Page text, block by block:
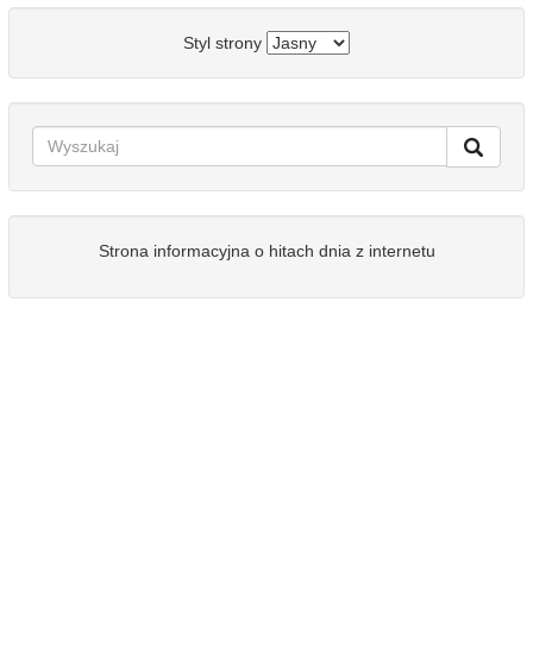
Styl strony
Strona informacyjna o hitach dnia z internetu